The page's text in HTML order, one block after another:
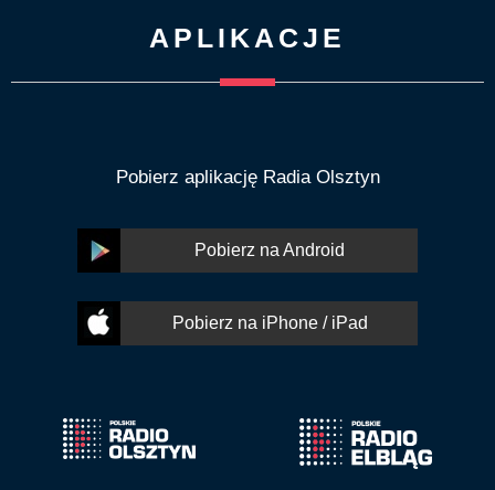
APLIKACJE
Pobierz aplikację Radia Olsztyn
Pobierz na Android
Pobierz na iPhone / iPad